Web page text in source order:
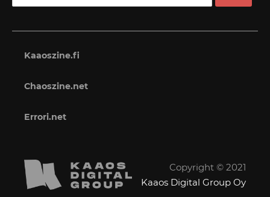
Kaaoszine.fi
Chaoszine.net
Errori.net
Copyright © 2021
Kaaos Digital Group Oy